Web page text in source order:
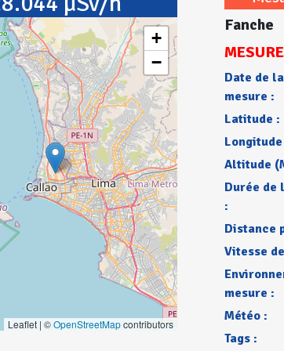
+
−
Leaflet | ©OpenStreetMapcontributors
Fanche
Date de la
mesure :
Latitude :
Altitude
Durée de
:
Distance
Vitesse
mesure :
Météo :
Tags :